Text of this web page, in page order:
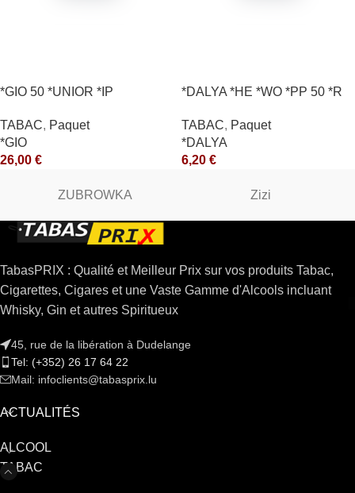
*GIO 50 *UNIOR *IP
TABAC, Paquet
*GIO
26,00 €
*DALYA *HE *WO *PP 50 *R
TABAC, Paquet
*DALYA
6,20 €
ZUBROWKA Zizi
TabasPRIX : Qualité et Meilleur Prix sur vos produits Tabac,
Cigarettes, Cigares et une Vaste Gamme d'Alcools incluant
Whisky, Gin et autres Spiritueux
45, rue de la libération à Dudelange
Tel: (+352) 26 17 64 22
Mail: infoclients@tabasprix.lu
ACTUALITÉS
ALCOOL
TABAC